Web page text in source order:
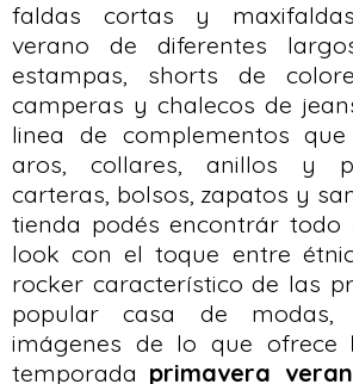
faldas cortas y
verano de diferentes
estampas, shorts de
camperas y chalecos de
linea de complementos
aros, collares, anillos y
carteras, bolsos, zapatos y
tienda podés encontrár
look con el toque entre
rocker característico de las
popular casa de modas,
imágenes de lo que ofrece
temporada primavera